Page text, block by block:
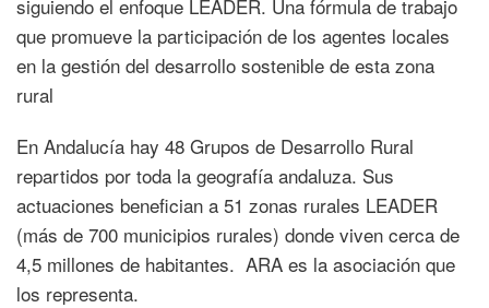
siguiendo el enfoque LEADER. Una fórmula de trabajo
que promueve la participación de los agentes locales
en la gestión del desarrollo sostenible de esta zona
rural
En Andalucía hay 48 Grupos de Desarrollo Rural
repartidos por toda la geografía andaluza. Sus
actuaciones benefician a 51 zonas rurales LEADER
(más de 700 municipios rurales) donde viven cerca de
4,5 millones de habitantes. ARA es la asociación que
los representa.